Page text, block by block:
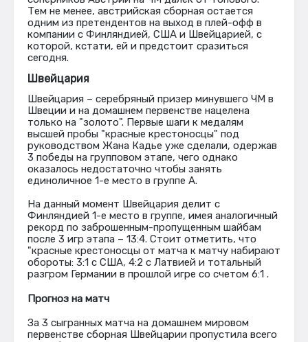
Тем не менее, австрийская сборная остается
одним из претендентов на выход в плей-офф в
компании с Финляндией, США и Швейцарией, с
которой, кстати, ей и предстоит сразиться
сегодня.
Швейцария
Швейцария – серебряный призер минувшего ЧМ в
Швеции и на домашнем первенстве нацелена
только на "золото". Первые шаги к медалям
высшей пробы "красные крестоносцы" под
руководством Жана Кадье уже сделали, одержав
3 победы на групповом этапе, чего однако
оказалось недостаточно чтобы занять
единоличное 1-е место в группе А.
На данный момент Швейцария делит с
Финляндией 1-е место в группе, имея аналогичный
рекорд по заброшенным-пропущенным шайбам
после 3 игр этапа – 13:4. Стоит отметить, что
"красные крестоносцы от матча к матчу набирают
обороты: 3:1 с США, 4:2 с Латвией и тотальный
разгром Германии в прошлой игре со счетом 6:1 .
Прогноз на матч
За 3 сыгранных матча на домашнем мировом
первенстве сборная Швейцарии пропустила всего